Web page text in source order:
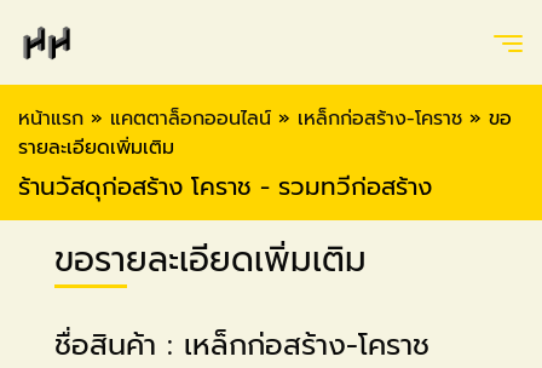
หน้าแรก » แคตตาล็อกออนไลน์ » เหล็กก่อสร้าง-โคราช » ขอ
รายละเอียดเพิ่มเติม
ร้านวัสดุก่อสร้าง โคราช - รวมทวีก่อสร้าง
ขอรายละเอียดเพิ่มเติม
ชื่อสินค้า : เหล็กก่อสร้าง-โคราช